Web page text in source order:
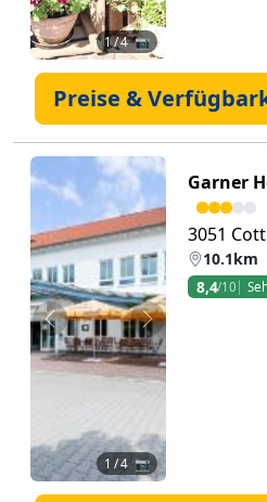
1/ 4 📷
Preise &
Zurück Weiter
1 / 4 📷
Garner
3051
10.1km
8,4/10